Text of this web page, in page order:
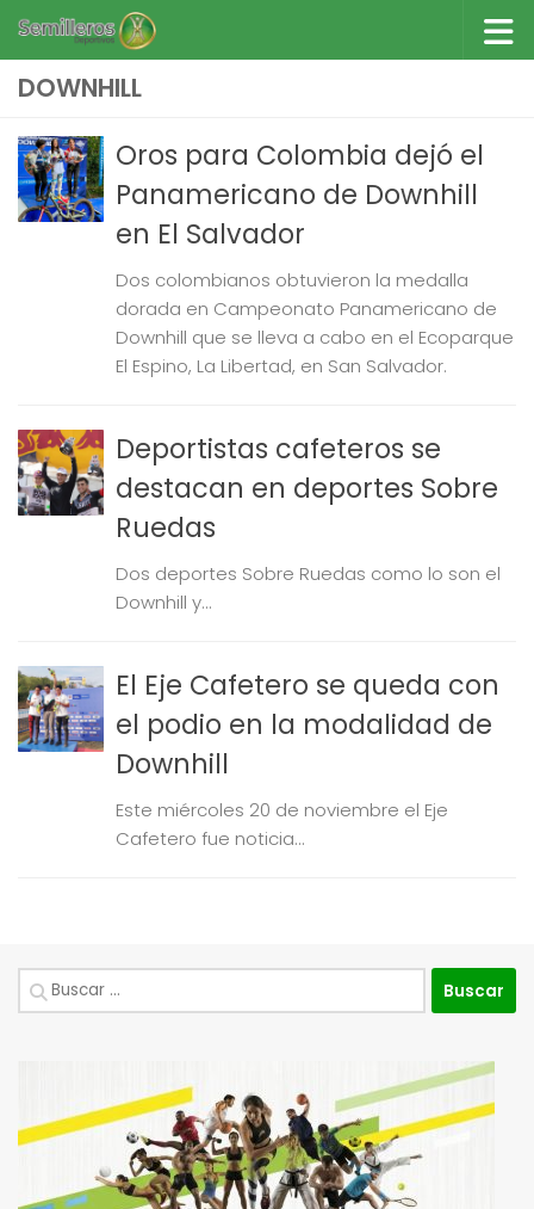
Saltar al contenido
DOWNHILL
Oros para Colombia dejó el
Panamericano de Downhill
en El Salvador
Dos colombianos obtuvieron la medalla
dorada en Campeonato Panamericano de
Downhill que se lleva a cabo en el Ecoparque
El Espino, La Libertad, en San Salvador.
Deportistas cafeteros se
destacan en deportes Sobre
Ruedas
Dos deportes Sobre Ruedas como lo son el
Downhill y...
El Eje Cafetero se queda con
el podio en la modalidad de
Downhill
Este miércoles 20 de noviembre el Eje
Cafetero fue noticia...
Buscar: